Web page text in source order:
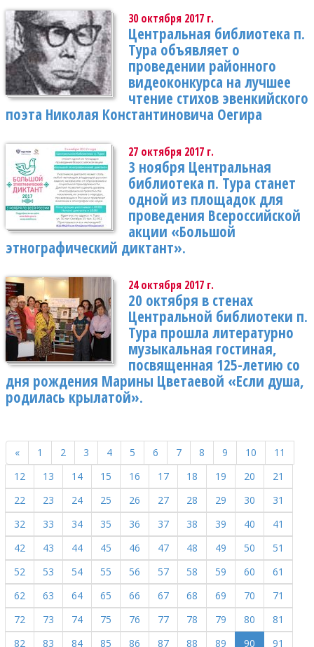
30 октября 2017 г.
Центральная библиотека п.
Тура объявляет о
проведении районного
видеоконкурса на лучшее
чтение стихов эвенкийского
поэта Николая Константиновича Оегира
27 октября 2017 г.
3 ноября Центральная
библиотека п. Тура станет
одной из площадок для
проведения Всероссийской
акции «Большой
этнографический диктант».
24 октября 2017 г.
20 октября в стенах
Центральной библиотеки п.
Тура прошла литературно
музыкальная гостиная,
посвященная 125-летию со
дня рождения Марины Цветаевой «Если душа,
родилась крылатой».
« 1 2 3 4 5 6 7 8 9 10
11
12
13 14 15 16 17 18 19 20
21
22
23 24 25 26 27 28 29 30
31
32
33 34 35 36 37 38 39 40
41
42
43 44 45 46 47 48 49 50
51
52
53 54 55 56 57 58 59 60
61
62
63 64 65 66 67 68 69 70
71
72
73 74 75 76 77 78 79 80
81
82
83 84 85 86 87 88 89 90 91